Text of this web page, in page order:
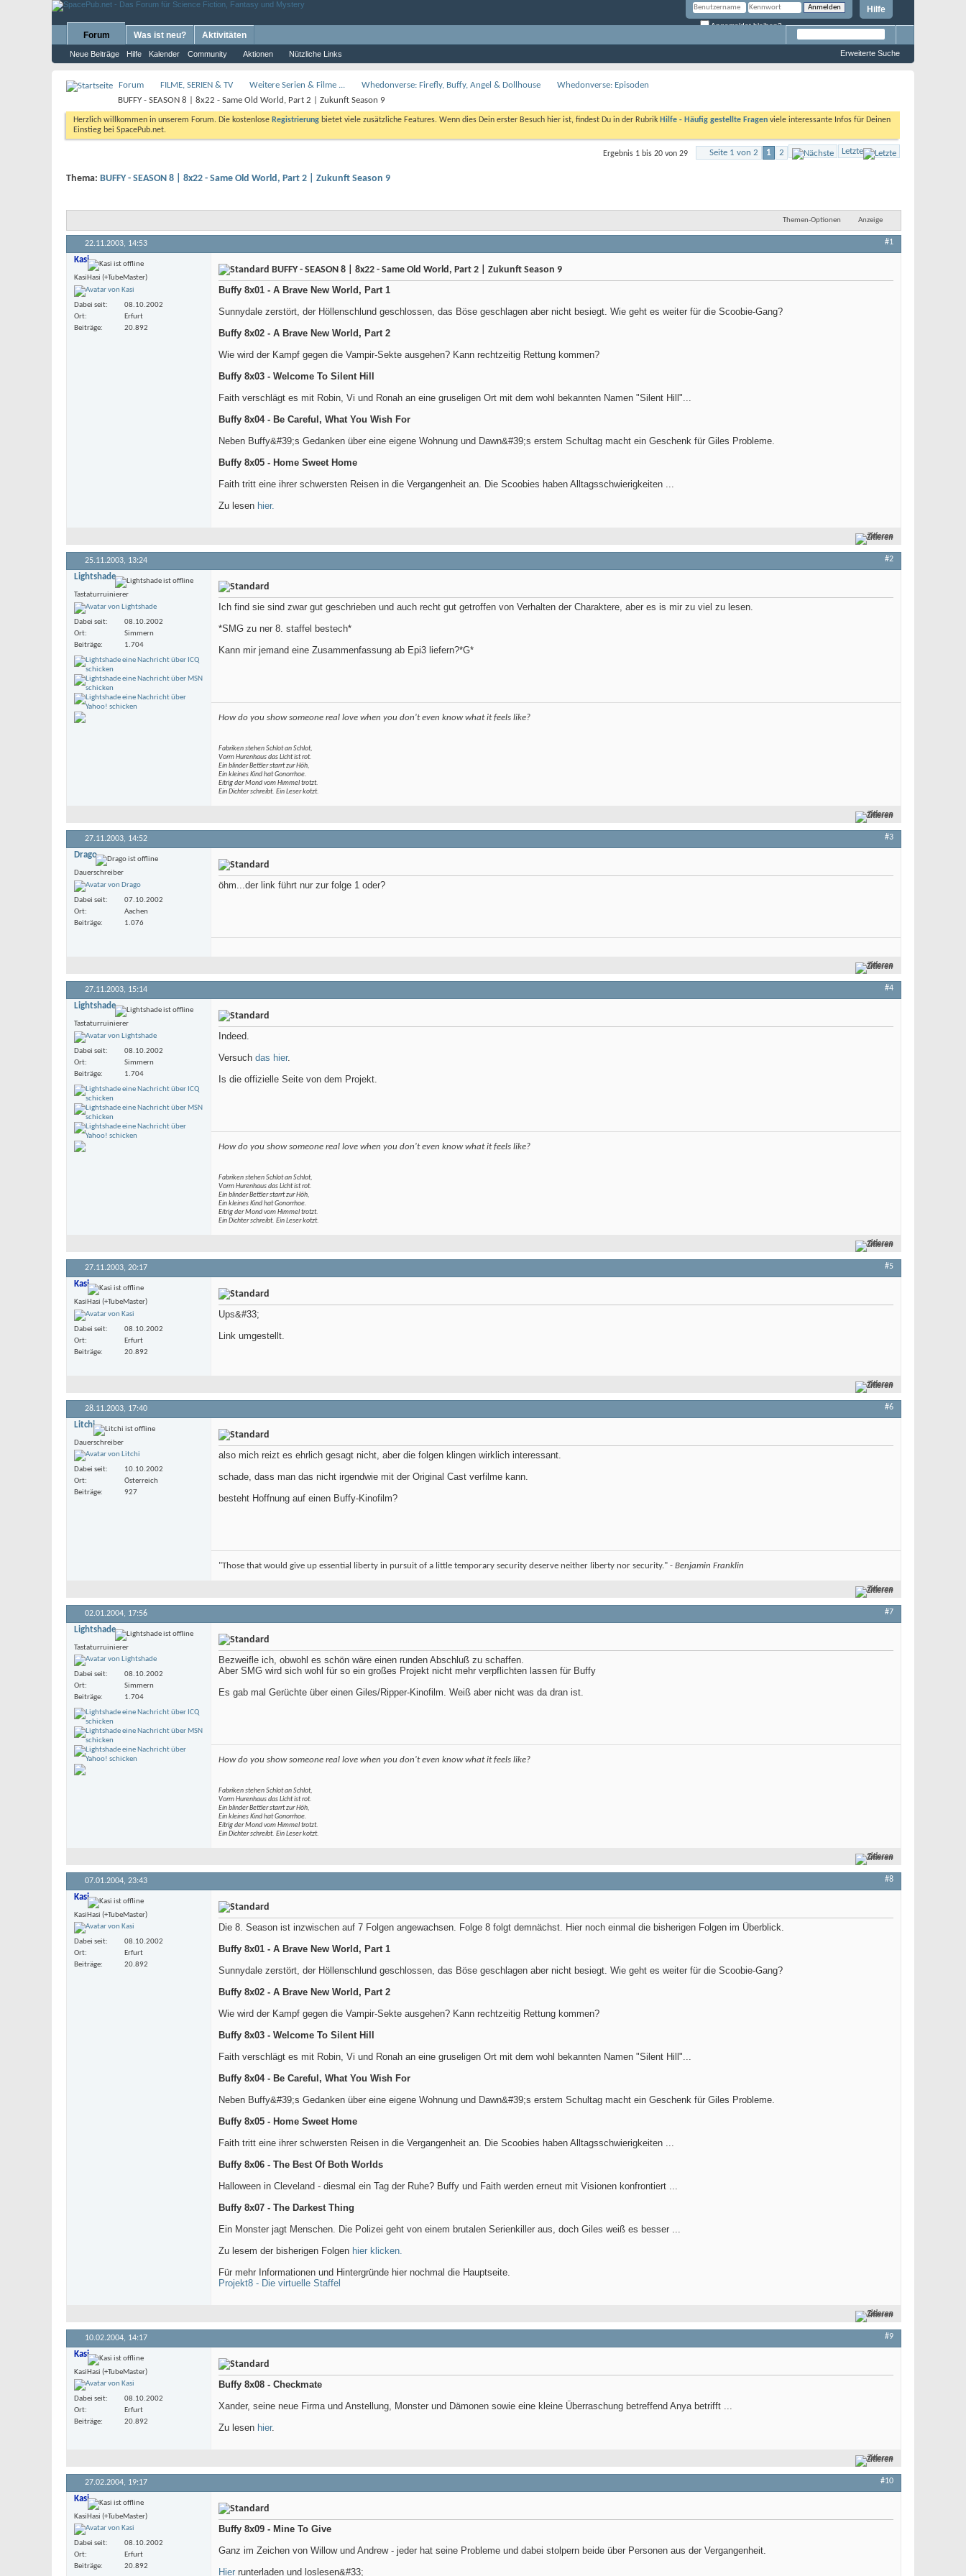
Hilfe
Angemeldet bleiben?
Forum
Neue Beiträge Hilfe Kalender Community Aktionen Nützliche Links
Was ist neu? Aktivitäten
Erweiterte Suche
Forum FILME, SERIEN & TV Weitere Serien & Filme ... Whedonverse: Firefly, Buffy, Angel & Dollhouse
Whedonverse: Episoden
BUFFY - SEASON 8 | 8x22 - Same Old World, Part 2 | Zukunft Season 9
Herzlich willkommen in unserem Forum. Die kostenlose Registrierung bietet viele zusätzliche Features. Wenn dies Dein erster Besuch hier ist, findest Du in der Rubrik Hilfe - Häufig gestellte Fragen viele interessante Infos für Deinen
Einstieg bei SpacePub.net.
Seite 1 von 2 1 2 Letzte
Ergebnis 1 bis 20 von 29
Thema: BUFFY - SEASON 8 | 8x22 - Same Old World, Part 2 | Zukunft Season 9
Themen-Optionen Anzeige
22.11.2003, 14:53 #1
Kasi
KasiHasi (+TubeMaster)
Dabei seit
08.10.2002
Ort
Erfurt
Beiträge
20.892
BUFFY - SEASON 8 | 8x22 - Same Old World, Part 2 | Zukunft Season 9
Buffy 8x01 - A Brave New World, Part 1
Sunnydale zerstört, der Höllenschlund geschlossen, das Böse geschlagen aber nicht besiegt. Wie geht es weiter für die Scoobie-Gang?
Buffy 8x02 - A Brave New World, Part 2
Wie wird der Kampf gegen die Vampir-Sekte ausgehen? Kann rechtzeitig Rettung kommen?
Buffy 8x03 - Welcome To Silent Hill
Faith verschlägt es mit Robin, Vi und Ronah an eine gruseligen Ort mit dem wohl bekannten Namen "Silent Hill"...
Buffy 8x04 - Be Careful, What You Wish For
Neben Buffy&#39;s Gedanken über eine eigene Wohnung und Dawn&#39;s erstem Schultag macht ein Geschenk für Giles Probleme.
Buffy 8x05 - Home Sweet Home
Faith tritt eine ihrer schwersten Reisen in die Vergangenheit an. Die Scoobies haben Alltagsschwierigkeiten ...
Zu lesen hier.
Zitieren
25.11.2003, 13:24 #2
Lightshade
Tastaturruinierer
Dabei seit
08.10.2002
Ort
Simmern
Beiträge
1.704
Ich find sie sind zwar gut geschrieben und auch recht gut getroffen von Verhalten der Charaktere, aber es is mir zu viel zu lesen.
*SMG zu ner 8. staffel bestech*
Kann mir jemand eine Zusammenfassung ab Epi3 liefern?*G*
How do you show someone real love when you don't even know what it feels like?
Fabriken stehen Schlot an Schlot,
Vorm Hurenhaus das Licht ist rot.
Ein blinder Bettler starrt zur Höh,
Ein kleines Kind hat Gonorrhoe.
Eitrig der Mond vom Himmel trotzt.
Ein Dichter schreibt. Ein Leser kotzt.
Zitieren
27.11.2003, 14:52 #3
Drago
Dauerschreiber
Dabei seit
07.10.2002
Ort
Aachen
Beiträge
1.076
öhm...der link führt nur zur folge 1 oder?
Zitieren
27.11.2003, 15:14 #4
Lightshade
Tastaturruinierer
Dabei seit
08.10.2002
Ort
Simmern
Beiträge
1.704
Indeed.
Versuch das hier.
Is die offizielle Seite von dem Projekt.
How do you show someone real love when you don't even know what it feels like?
Fabriken stehen Schlot an Schlot,
Vorm Hurenhaus das Licht ist rot.
Ein blinder Bettler starrt zur Höh,
Ein kleines Kind hat Gonorrhoe.
Eitrig der Mond vom Himmel trotzt.
Ein Dichter schreibt. Ein Leser kotzt.
Zitieren
27.11.2003, 20:17 #5
Kasi
KasiHasi (+TubeMaster)
Dabei seit
08.10.2002
Ort
Erfurt
Beiträge
20.892
Ups&#33;
Link umgestellt.
Zitieren
28.11.2003, 17:40 #6
Litchi
Dauerschreiber
Dabei seit
10.10.2002
Ort
Österreich
Beiträge
927
also mich reizt es ehrlich gesagt nicht, aber die folgen klingen wirklich interessant.
schade, dass man das nicht irgendwie mit der Original Cast verfilme kann.
besteht Hoffnung auf einen Buffy-Kinofilm?
"Those that would give up essential liberty in pursuit of a little temporary security deserve neither liberty nor security." - Benjamin Franklin
Zitieren
02.01.2004, 17:56 #7
Lightshade
Tastaturruinierer
Dabei seit
08.10.2002
Ort
Simmern
Beiträge
1.704
Bezweifle ich, obwohl es schön wäre einen runden Abschluß zu schaffen.
Aber SMG wird sich wohl für so ein großes Projekt nicht mehr verpflichten lassen für Buffy
Es gab mal Gerüchte über einen Giles/Ripper-Kinofilm. Weiß aber nicht was da dran ist.
How do you show someone real love when you don't even know what it feels like?
Fabriken stehen Schlot an Schlot,
Vorm Hurenhaus das Licht ist rot.
Ein blinder Bettler starrt zur Höh,
Ein kleines Kind hat Gonorrhoe.
Eitrig der Mond vom Himmel trotzt.
Ein Dichter schreibt. Ein Leser kotzt.
Zitieren
07.01.2004, 23:43 #8
Kasi
KasiHasi (+TubeMaster)
Dabei seit
08.10.2002
Ort
Erfurt
Beiträge
20.892
Die 8. Season ist inzwischen auf 7 Folgen angewachsen. Folge 8 folgt demnächst. Hier noch einmal die bisherigen Folgen im Überblick.
Buffy 8x01 - A Brave New World, Part 1
Sunnydale zerstört, der Höllenschlund geschlossen, das Böse geschlagen aber nicht besiegt. Wie geht es weiter für die Scoobie-Gang?
Buffy 8x02 - A Brave New World, Part 2
Wie wird der Kampf gegen die Vampir-Sekte ausgehen? Kann rechtzeitig Rettung kommen?
Buffy 8x03 - Welcome To Silent Hill
Faith verschlägt es mit Robin, Vi und Ronah an eine gruseligen Ort mit dem wohl bekannten Namen "Silent Hill"...
Buffy 8x04 - Be Careful, What You Wish For
Neben Buffy&#39;s Gedanken über eine eigene Wohnung und Dawn&#39;s erstem Schultag macht ein Geschenk für Giles Probleme.
Buffy 8x05 - Home Sweet Home
Faith tritt eine ihrer schwersten Reisen in die Vergangenheit an. Die Scoobies haben Alltagsschwierigkeiten ...
Buffy 8x06 - The Best Of Both Worlds
Halloween in Cleveland - diesmal ein Tag der Ruhe? Buffy und Faith werden erneut mit Visionen konfrontiert ...
Buffy 8x07 - The Darkest Thing
Ein Monster jagt Menschen. Die Polizei geht von einem brutalen Serienkiller aus, doch Giles weiß es besser ...
Zu lesem der bisherigen Folgen hier klicken.
Für mehr Informationen und Hintergründe hier nochmal die Hauptseite.
Projekt8 - Die virtuelle Staffel
Zitieren
10.02.2004, 14:17 #9
Kasi
KasiHasi (+TubeMaster)
Dabei seit
08.10.2002
Ort
Erfurt
Beiträge
20.892
Buffy 8x08 - Checkmate
Xander, seine neue Firma und Anstellung, Monster und Dämonen sowie eine kleine Überraschung betreffend Anya betrifft ...
Zu lesen hier.
Zitieren
27.02.2004, 19:17 #10
Kasi
KasiHasi (+TubeMaster)
Dabei seit
08.10.2002
Ort
Erfurt
Beiträge
20.892
Buffy 8x09 - Mine To Give
Ganz im Zeichen von Willow und Andrew - jeder hat seine Probleme und dabei stolpern beide über Personen aus der Vergangenheit.
Hier runterladen und loslesen&#33;